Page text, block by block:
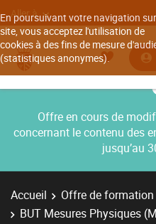
En poursuivant votre navigation
site, vous acceptez l'utilisation de
cookies à des fins de mesure
(statistiques anonymes).
Aller à
Offre en cours de
concernant le contenu des
jusqu’au
Accueil Offre de formation
BUT Mesures Physiques